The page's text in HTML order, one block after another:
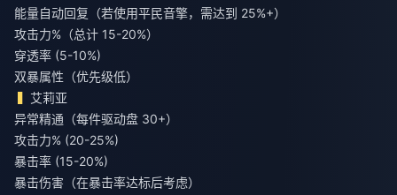
能量自动回复（若使用平民音擎，需达到 25%+）
攻击力%（总计 15-20%）
穿透率 (5-10%)
双暴属性（优先级低）
艾莉亚
异常精通（每件驱动盘 30+）
攻击力% (20-25%)
暴击率 (15-20%)
暴击伤害（在暴击率达标后考虑）